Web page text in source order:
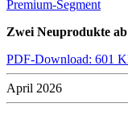
Premium-Segment
Zwei Neuprodukte
PDF-Download: 601
April 2026